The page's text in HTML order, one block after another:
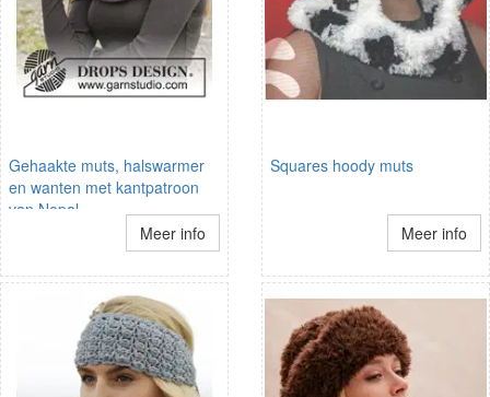
Gehaakte muts, halswarmer
en wanten met kantpatroon
van Nepal
Meer info
Squares hoody muts
Meer info